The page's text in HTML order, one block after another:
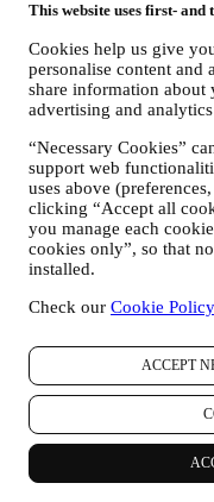
This website uses first-
Cookies help us give
personalise content and
share information
advertising and
“Necessary Cookies”
support web
uses above
clicking “Accept all
you manage each
cookies only”, so that
installed.
Check our Cookie Policy
ACCEPT
usando registros e /
“cookies” e
rastreamento em e-
anúncios ou para
casos, nós não
informações
dados através de
aqui .
seus comentários,
interações connosco
posts em redes
Os dados pessoais
privacidade explicados no
O controlador de dados
oferecidos pelo site é a
sede no Centro
Fonseca, Torre A, 13º
Se concordar em receber
passará a fazer parte do